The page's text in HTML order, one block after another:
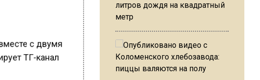
с двумя
ТГ-канал
литров дождя на квадратный
метр